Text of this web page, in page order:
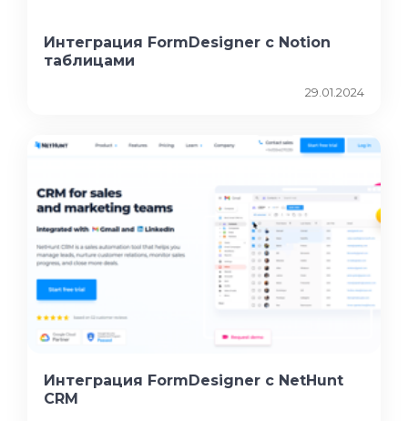
Интеграция FormDesigner с Notion
таблицами
29.01.2024
Интеграция FormDesigner с NetHunt
CRM